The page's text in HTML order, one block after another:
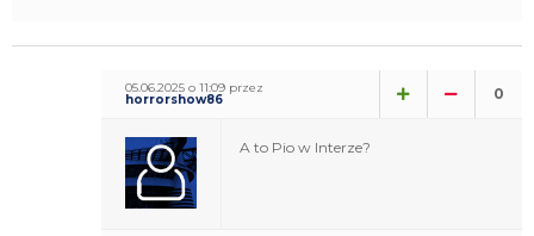
05.06.2025 o 11:09 przez
horrorshow86 0
A to Pio w Interze?